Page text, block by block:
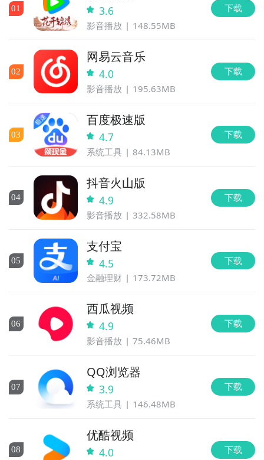
01 3.6
影音播放 148.55MB
下载
02
网易云音乐
4.0
影音播放 195.63MB
下载
03
百度极速版
4.7
系统工具 84.13MB
下载
04
抖音火山版
4.9
影音播放 332.58MB
下载
05
支付宝
4.5
金融理财 173.72MB
下载
06
西瓜视频
4.9
影音播放 75.46MB
下载
07
QQ浏览器
3.9
系统工具 146.48MB
下载
08
优酷视频
4.0 下载